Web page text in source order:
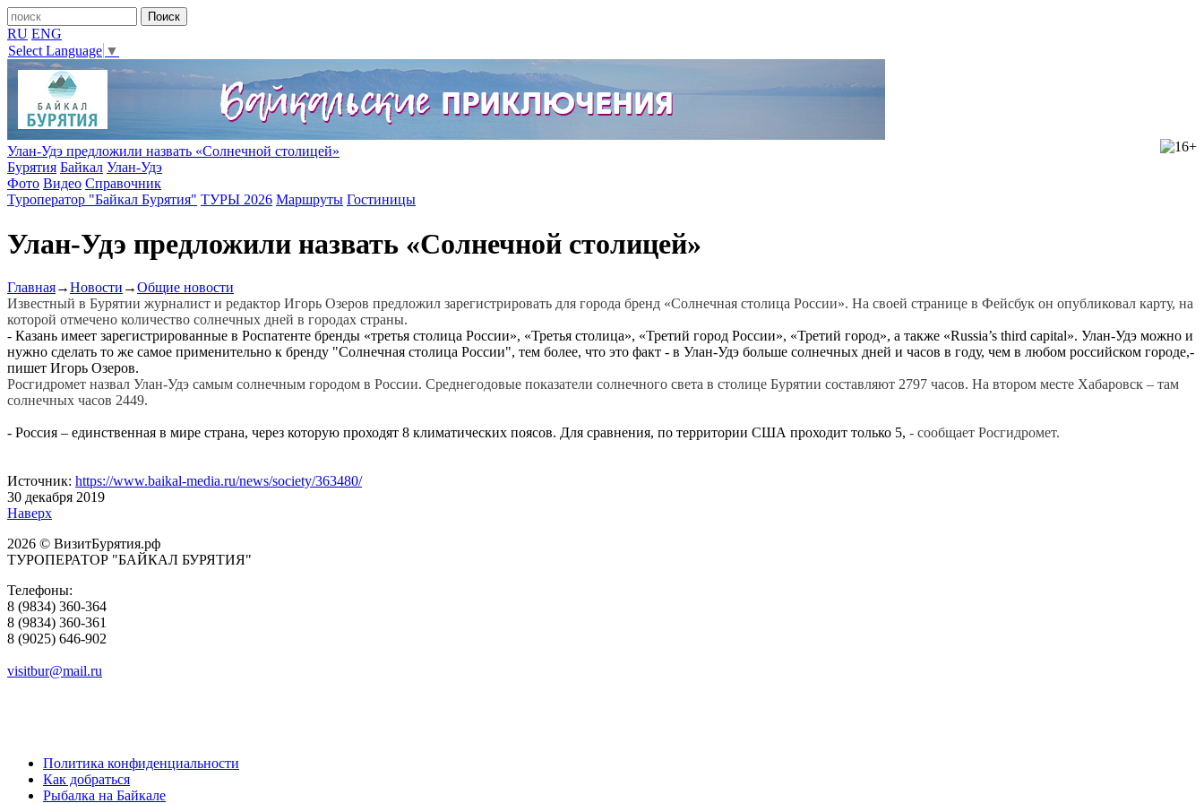
RU ENG
Select Language ▼
Улан-Удэ предложили назвать «Солнечной столицей»
Бурятия Байкал Улан-Удэ
Фото Видео Справочник
Туроператор "Байкал Бурятия" ТУРЫ 2026 Маршруты Гостиницы
Улан-Удэ предложили назвать «Солнечной столицей»
Главная→Новости →Общие новости
Известный в Бурятии журналист и редактор Игорь Озеров предложил зарегистрировать для города бренд «Солнечная столица России». На своей странице в Фейсбук он опубликовал карту, на
которой отмечено количество солнечных дней в городах страны.
- Казань имеет зарегистрированные в Роспатенте бренды «третья столица России», «Третья столица», «Третий город России», «Третий город», а также «Russia’s third capital». Улан-Удэ можно и
нужно сделать то же самое применительно к бренду "Солнечная столица России", тем более, что это факт - в Улан-Удэ больше солнечных дней и часов в году, чем в любом российском городе,-
пишет Игорь Озеров.
Росгидромет назвал Улан-Удэ самым солнечным городом в России. Среднегодовые показатели солнечного света в столице Бурятии составляют 2797 часов. На втором месте Хабаровск – там
солнечных часов 2449.
- Россия – единственная в мире страна, через которую проходят 8 климатических поясов. Для сравнения, по территории США проходит только 5, - сообщает Росгидромет.
Источник: https://www.baikal-media.ru/news/society/363480/
30 декабря 2019
Наверх
2026 © ВизитБурятия.рф
ТУРОПЕРАТОР "БАЙКАЛ БУРЯТИЯ"
Телефоны:
8 (9834) 360-364
8 (9834) 360-361
8 (9025) 646-902
visitbur@mail.ru
Политика конфиденциальности
Как добраться
Рыбалка на Байкале